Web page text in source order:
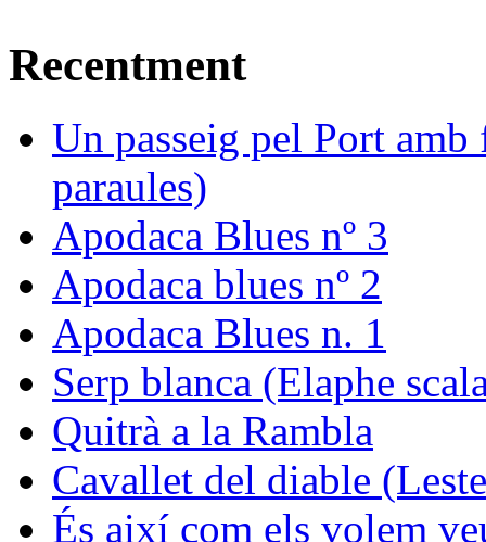
Recentment
Un passeig pel Port
paraules)
Apodaca Blues nº 3
Apodaca blues nº 2
Apodaca Blues n. 1
Serp blanca (Elaphe
Quitrà a la Rambla
Cavallet del diable
És així com els volem